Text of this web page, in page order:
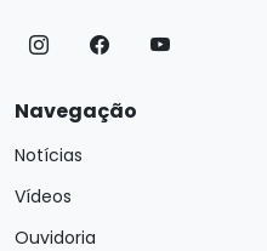
Navegação
Notícias
Vídeos
Ouvidoria